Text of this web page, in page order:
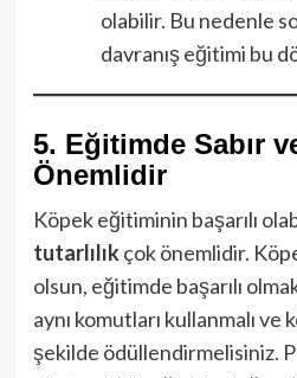
olabilir. Bu nedenle
davranış eğitimi bu
5. Eğitimde Sabır
Önemlidir
Köpek eğitiminin başarılı
tutarlılıkçok önemlidir.
olsun, eğitimde başarılı
aynı komutları kullanmalı
şekilde ödüllendirmelisiniz.